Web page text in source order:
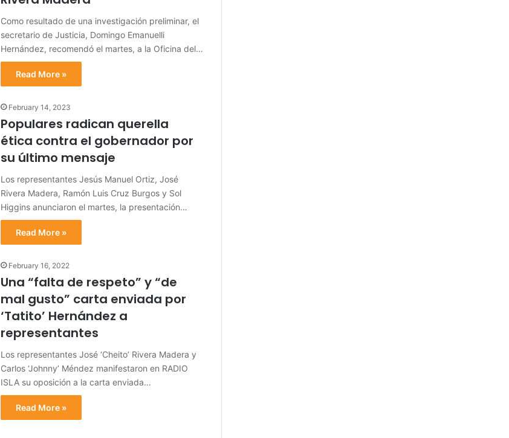
Como resultado de una investigación preliminar, el
secretario de Justicia, Domingo Emanuelli
Hernández, recomendó el martes, a la Oficina del…
Read More »
February 14, 2023
Populares radican querella
ética contra el gobernador por
su último mensaje
Los representantes Jesús Manuel Ortiz, José
Rivera Madera, Ramón Luis Cruz Burgos y Sol
Higgins anunciaron el martes, la presentación…
Read More »
February 16, 2022
Una “falta de respeto” y “de
mal gusto” carta enviada por
‘Tatito’ Hernández a
representantes
Los representantes José ‘Cheito’ Rivera Madera y
Carlos ‘Johnny’ Méndez manifestaron en RADIO
ISLA su oposición a la carta enviada…
Read More »